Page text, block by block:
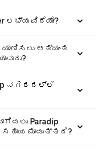
ಲಭ್ಯವಿದೆಯೇ?
ಅತ್ಯಂತ
ನಗರದಲ್ಲಿ
Paradip
ಮಾಡುತ್ತದೆ?